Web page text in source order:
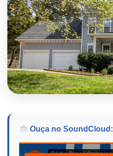
Ouça no SoundCloud: